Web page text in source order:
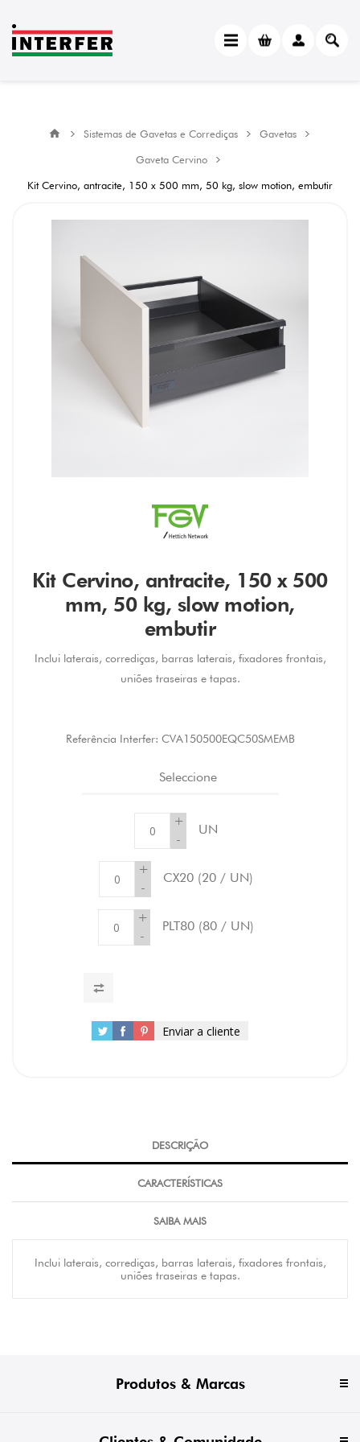
Sistemas de Gavetas e Corrediças
Gavetas
Gaveta Cervino
Kit Cervino, antracite, 150 x 500 mm, 50 kg, slow motion, embutir
Kit Cervino, antracite, 150 x 500
mm, 50 kg, slow motion,
embutir
Inclui laterais, corrediças, barras laterais, fixadores frontais,
uniões traseiras e tapas.
Referência Interfer: CVA150500EQC50SMEMB
Seleccione
+
-
UN
+
-
CX20 (20 / UN)
+
-
PLT80 (80 / UN)
Enviar a cliente
DESCRIÇÃO
CARACTERÍSTICAS
SAIBA MAIS
Inclui laterais, corrediças, barras laterais, fixadores frontais,
uniões traseiras e tapas.
Produtos & Marcas